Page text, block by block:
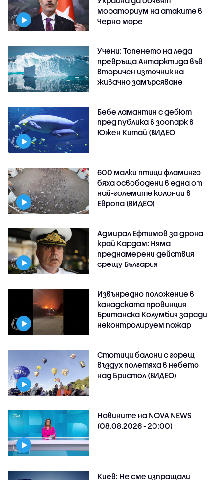
мораториум на атаките в
Черно море
Учени: Топенето на леда
превръща Антарктида във
вторичен източник на
живачно замърсяване
Бебе ламантин с дебют
пред публика в зоопарк в
Южен Китай (ВИДЕО
600 малки птици фламинго
бяха освободени в една от
най-големите колонии в
Европа (ВИДЕО)
Адмирал Ефтимов за дрона
край Кардам: Няма
преднамерени действия
срещу България
Извънредно положение в
канадската провинция
Британска Колумбия заради
неконтролируем пожар
Стотици балони с горещ
въздух полетяха в небето
над Бристол (ВИДЕО)
Новините на NOVA NEWS
(08.08.2026 - 20:00)
Киев: Не сме изпращали